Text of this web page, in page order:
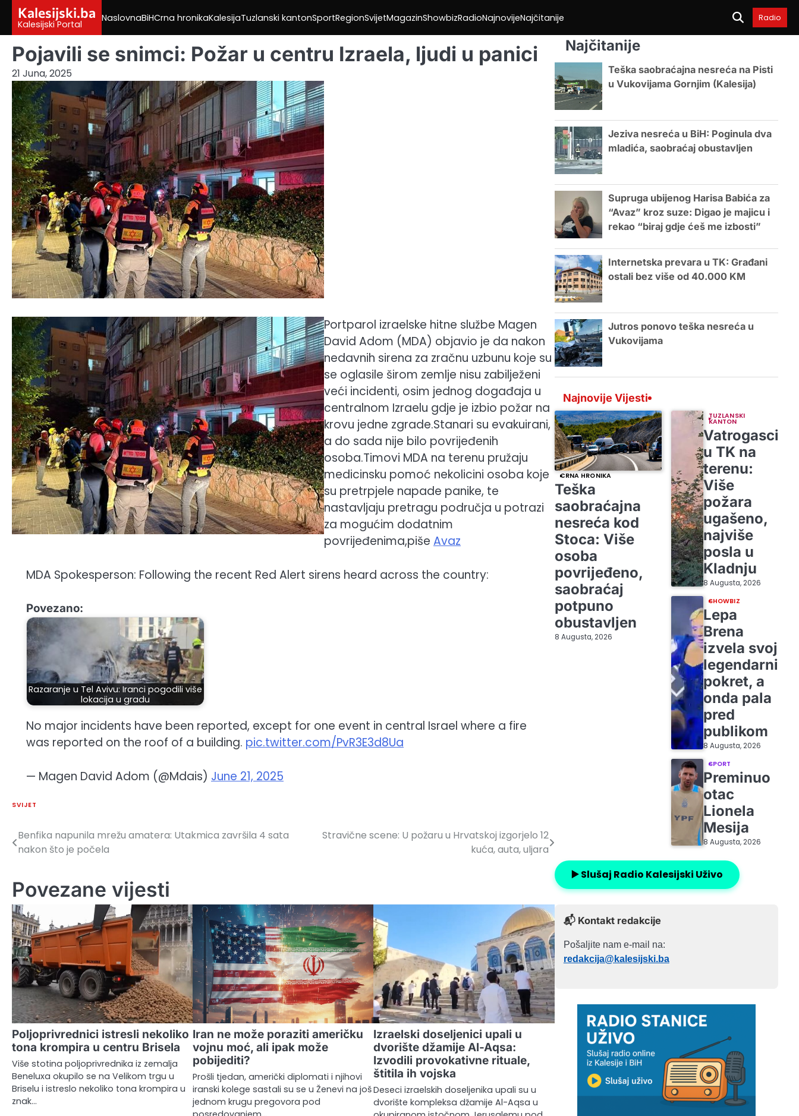
content
Kalesijski.ba
Kalesijski Portal
NaslovnaBiHCrna hronikaKalesijaTuzlanski kantonSportRegionSvijetMagazinShowbizRadioNajnovijeNajčitanije Radio
Pojavili se snimci: Požar u centru Izraela, ljudi u panici
21 Juna, 2025
Portparol izraelske hitne službe Magen
David Adom (MDA) objavio je da nakon
nedavnih sirena za zračnu uzbunu koje su
se oglasile širom zemlje nisu zabilježeni
veći incidenti, osim jednog događaja u
centralnom Izraelu gdje je izbio požar na
krovu jedne zgrade.Stanari su evakuirani,
a do sada nije bilo povrijeđenih
osoba.Timovi MDA na terenu pružaju
medicinsku pomoć nekolicini osoba koje
su pretrpjele napade panike, te
nastavljaju pretragu područja u potrazi
za mogućim dodatnim
povrijeđenima,piše Avaz
MDA Spokesperson: Following the recent Red Alert sirens heard across the country:
Povezano:
Razaranje u Tel Avivu: Iranci pogodili više
lokacija u gradu
No major incidents have been reported, except for one event in central Israel where a fire
was reported on the roof of a building. pic.twitter.com/PvR3E3d8Ua
— Magen David Adom (@Mdais) June 21, 2025
SVIJET
Navigacija
Benfika napunila mrežu amatera: Utakmica završila 4 sata
nakon što je počela
Stravične scene: U požaru u Hrvatskoj izgorjelo 12
kuća, auta, uljara
Povezane vijesti
Poljoprivrednici istresli nekoliko
tona krompira u centru Brisela
Više stotina poljoprivrednika iz zemalja
Beneluxa okupilo se na Velikom trgu u
Briselu i istreslo nekoliko tona krompira u
znak…
Iran ne može poraziti američku
vojnu moć, ali ipak može
pobijediti?
Prošli tjedan, američki diplomati i njihovi
iranski kolege sastali su se u Ženevi na još
jednom krugu pregovora pod
Izraelski doseljenici upali u
dvorište džamije Al-Aqsa:
Izvodili provokativne rituale,
štitila ih vojska
Deseci izraelskih doseljenika upali su u
dvorište kompleksa džamije Al-Aqsa u
Najčitanije
Teška saobraćajna nesreća na Pisti
u Vukovijama Gornjim (Kalesija)
Jeziva nesreća u BiH: Poginula dva
mladića, saobraćaj obustavljen
Supruga ubijenog Harisa Babića za
“Avaz” kroz suze: Digao je majicu i
rekao “biraj gdje ćeš me izbosti”
Internetska prevara u TK: Građani
ostali bez više od 40.000 KM
Jutros ponovo teška nesreća u
Vukovijama
Najnovije Vijesti
CRNA HRONIKA
Teška
saobraćajna
nesreća kod
Stoca: Više
osoba
povrijeđeno,
saobraćaj
potpuno
obustavljen
8 Augusta, 2026
TUZLANSKI
KANTON
Vatrogasci
u TK na
terenu:
Više
požara
ugašeno,
najviše
posla u
Kladnju
8 Augusta, 2026
SHOWBIZ
Lepa
Brena
izvela svoj
legendarni
pokret, a
onda pala
pred
publikom
8 Augusta, 2026
SPORT
Preminuo
otac
Lionela
Mesija
8 Augusta, 2026
▶️ Slušaj Radio Kalesijski Uživo
📬 Kontakt redakcije
Pošaljite nam e-mail na:
redakcija@kalesijski.ba